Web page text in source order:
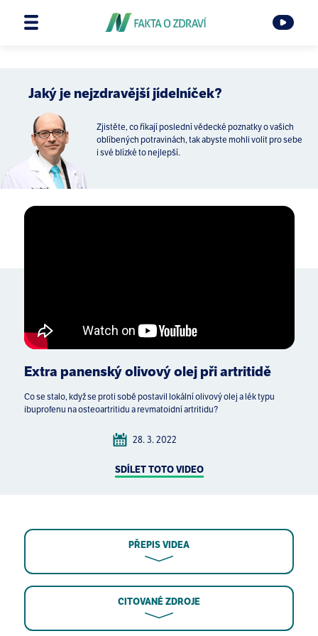
Jaký je nejzdravější jídelníček?
Zjistěte, co říkají poslední vědecké poznatky o vašich
oblíbených potravinách, tak abyste mohli volit pro sebe
i své blízké to nejlepší.
Extra panenský olivový olej při artritidě
Co se stalo, když se proti sobě postavil lokální olivový olej a lék typu
ibuprofenu na osteoartritidu a revmatoidní artritidu?
28. 3. 2022
SDÍLET TOTO VIDEO
PŘEPIS VIDEA
CITOVANÉ ZDROJE